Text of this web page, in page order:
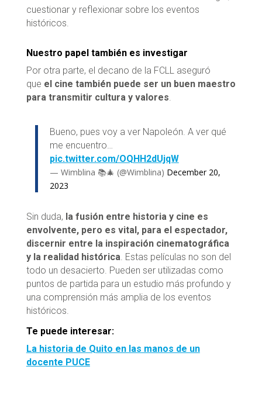
cuestionar y reflexionar sobre los eventos
históricos.
Nuestro papel también es investigar
Por otra parte, el decano de la FCLL aseguró
que el cine también puede ser un buen maestro
para transmitir cultura y valores.
Bueno, pues voy a ver Napoleón. A ver qué
me encuentro…
pic.twitter.com/OQHH2dUjqW
— Wimblina 📚🎄 (@Wimblina) December 20,
2023
Sin duda, la fusión entre historia y cine es
envolvente, pero es vital, para el espectador,
discernir entre la inspiración cinematográfica
y la realidad histórica. Estas películas no son del
todo un desacierto. Pueden ser utilizadas como
puntos de partida para un estudio más profundo y
una comprensión más amplia de los eventos
históricos.
Te puede interesar:
La historia de Quito en las manos de un
docente PUCE